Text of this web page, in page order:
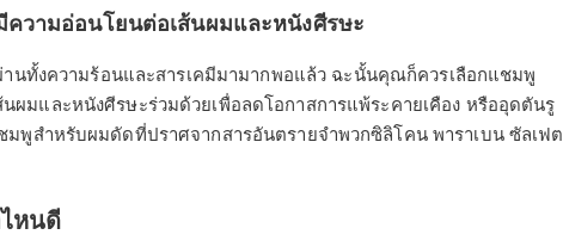
วามอ่อนโยนต่อเส้นผมและหนังศีรษะ
านทั้งความร้อนและสารเคมีมามากพอแล้ว ฉะนั้นคุณก็ควรเลือกแชมพู
มและหนังศีรษะร่วมด้วยเพื่อลดโอกาสการแพ้ระคายเคือง หรืออุดตันรู
พูสำหรับผมดัดที่ปราศจากสารอันตรายจำพวกซิลิโคน พาราเบน ซัลเฟต
หนดี